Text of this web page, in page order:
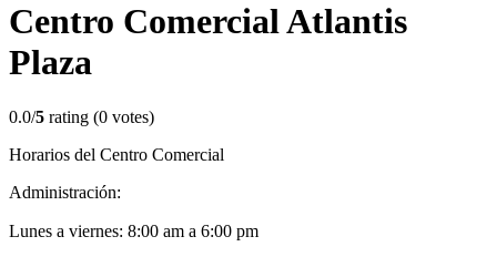
Centro Comercial Atlantis
Plaza
0.0/5 rating (0 votes)
Horarios del Centro Comercial
Administración:
Lunes a viernes: 8:00 am a 6:00 pm